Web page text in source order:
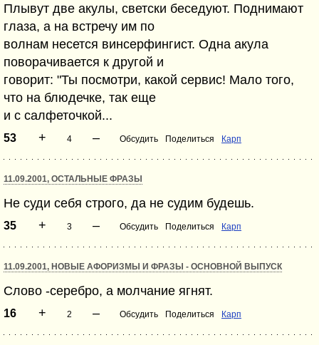
Плывут две акулы, светски беседуют. Поднимают
глаза, а на встречу им по
волнам несется винсерфингист. Одна акула
поворачивается к другой и
говорит: "Ты посмотри, какой сервис! Мало того,
что на блюдечке, так еще
и с салфеточкой...
53 + 4 – Обсудить Поделиться Карп
11.09.2001, ОСТАЛЬНЫЕ ФРАЗЫ
Не суди себя строго, да не судим будешь.
35 + 3 – Обсудить Поделиться Карп
11.09.2001, НОВЫЕ АФОРИЗМЫ И ФРАЗЫ - ОСНОВНОЙ ВЫПУСК
Слово -серебро, а молчание ягнят.
16 + 2 – Обсудить Поделиться Карп